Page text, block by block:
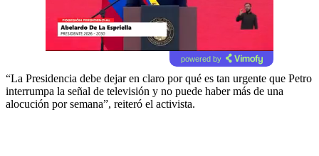
powered by
“La Presidencia debe dejar en claro por qué es tan urgente que Petro
interrumpa la señal de televisión y no puede haber más de una
alocución por semana”, reiteró el activista.